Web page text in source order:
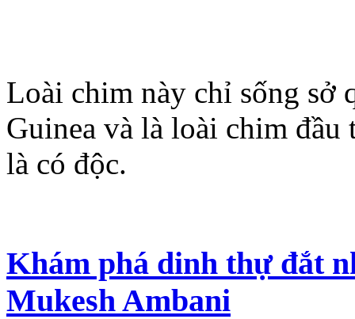
Loài chim này chỉ sống sở
Guinea và là loài chim
là có độc.
Khám phá dinh thự đắt
Mukesh Ambani